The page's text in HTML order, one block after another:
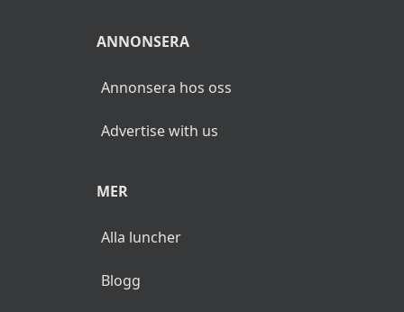
ANNONSERA
Annonsera hos oss
Advertise with us
MER
Alla luncher
Blogg